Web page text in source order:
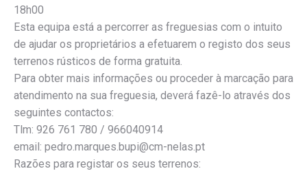
18h00
Esta equipa está a percorrer as freguesias com o intuito
de ajudar os proprietários a efetuarem o registo dos seus
terrenos rústicos de forma gratuita.
Para obter mais informações ou proceder à marcação para
atendimento na sua freguesia, deverá fazê-lo através dos
seguintes contactos:
Tlm: 926 761 780 / 966040914
email: pedro.marques.bupi@cm-nelas.pt
Razões para registar os seus terrenos: